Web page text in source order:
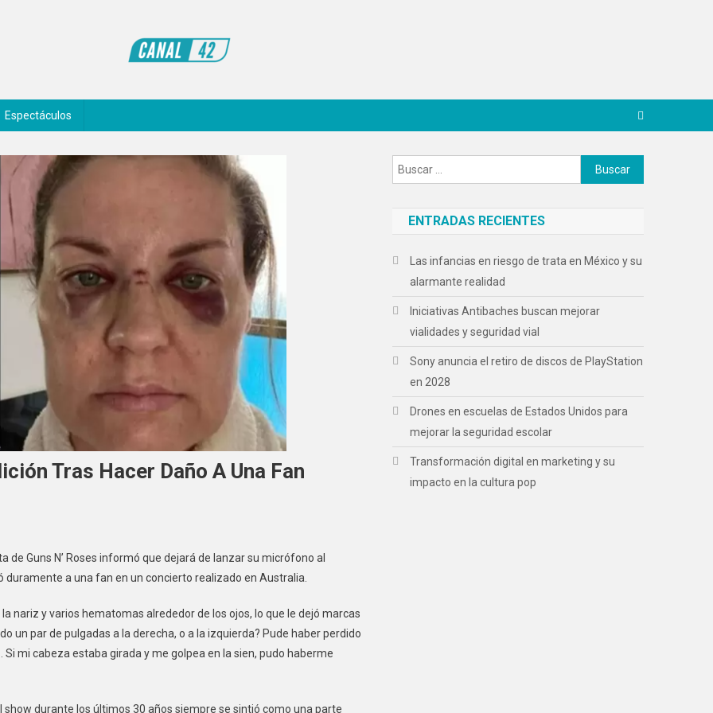
Espectáculos
Tras Hacer Daño A Una Fan
Guns N’ Roses informó que dejará de lanzar su micrófono al
a una fan en un concierto realizado en Australia.
nariz y varios hematomas alrededor de los ojos, lo que le dejó marcas
un par de pulgadas a la derecha, o a la izquierda? Pude haber perdido
mi cabeza estaba girada y me golpea en la sien, pudo haberme
durante los últimos 30 años siempre se sintió como una parte
Buscar:
ENTRADAS RECIENTES
Las infancias en riesgo de trata en México y su
alarmante realidad
Iniciativas Antibaches buscan mejorar
vialidades y seguridad vial
Sony anuncia el retiro de discos de PlayStation
en 2028
Drones en escuelas de Estados Unidos para
mejorar la seguridad escolar
Transformación digital en marketing y su
impacto en la cultura pop